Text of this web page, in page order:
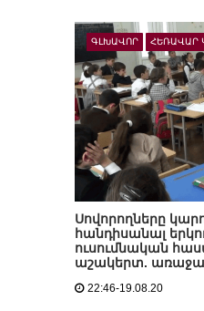
ԳԼԽԱՎՈՐ ՀԵՌԱՎԱՐ
Սովորողները
հանդիսանալ
ուսումնական
աշակերտ.
22:46-19.08.20